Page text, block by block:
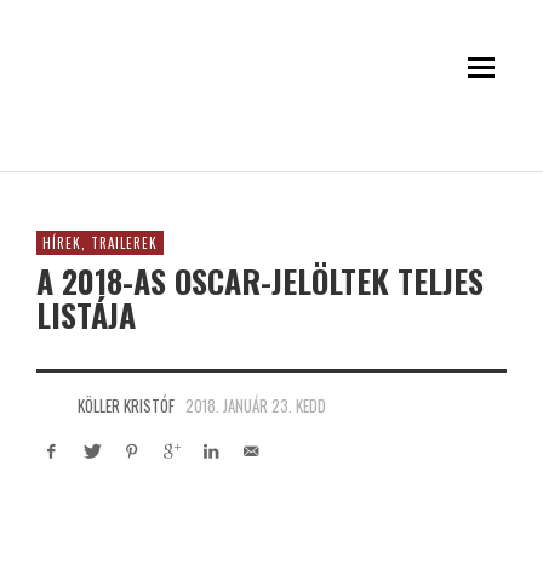
HÍREK, TRAILEREK
A 2018-AS OSCAR-JELÖLTEK TELJES
LISTÁJA
KÖLLER KRISTÓF 2018. JANUÁR 23. KEDD